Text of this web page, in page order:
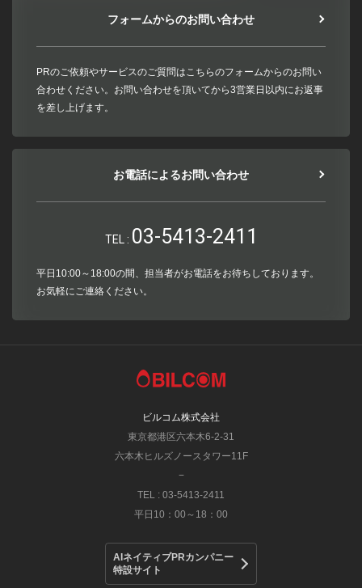
フォームからのお問い合わせ
PRのご依頼やサービスのご質問はこちらのフォームからのお問い
合わせください。お問い合わせを頂いてから3営業日以内にお返事
を差し上げます。
お電話によるお問い合わせ
TEL : 03-5413-2411
平日10:00～18:00の間、担当者がお電話をお待ちしております。
お気軽にご連絡ください。
ビルコム株式会社
東京都港区六本木6-2-31
六本木ヒルズノースタワー11F
−
TEL : 03-5413-2411
平日10：00～18：00
AIネイティブPRカンパニー
特設サイト